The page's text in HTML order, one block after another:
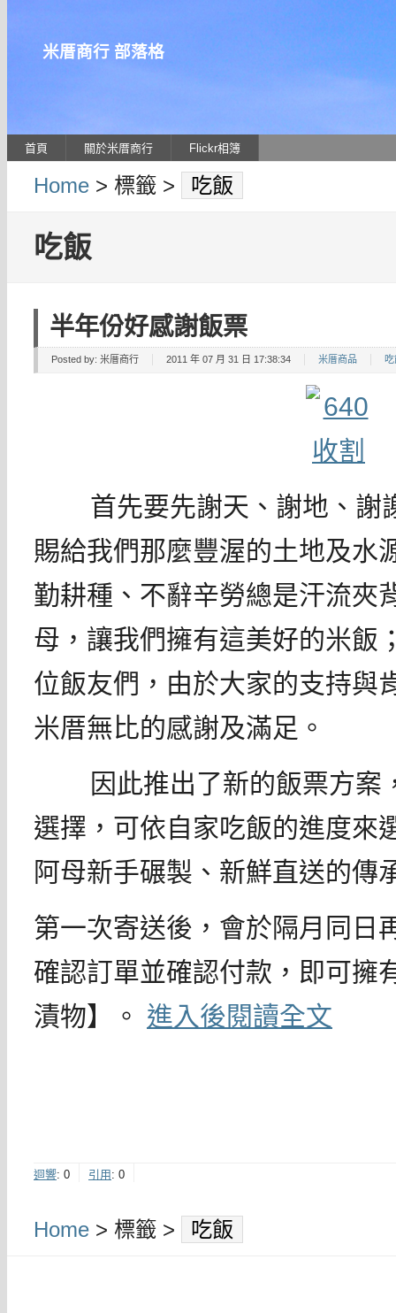
米厝商行 部落格
首頁 關於米厝商行 Flickr相簿
Home > 標籤 > 吃飯
吃飯
半年份好感謝飯票
Posted by: 米厝商行 2011 年 07 月 31 日 17:38:34 米厝商品
首先要先謝天、謝地、謝
賜給我們那麼豐渥的土地及水
勤耕種、不辭辛勞總是汗流夾
母，讓我們擁有這美好的米飯
位飯友們，由於大家的支持與
米厝無比的感謝及滿足。
因此推出了新的飯票方案
選擇，可依自家吃飯的進度來
阿母新手碾製、新鮮直送的傳
第一次寄送後，會於隔月同日
確認訂單並確認付款，即可擁
漬物】。 進入後閱讀全文
迴響: 0 引用: 0
Home > 標籤 > 吃飯